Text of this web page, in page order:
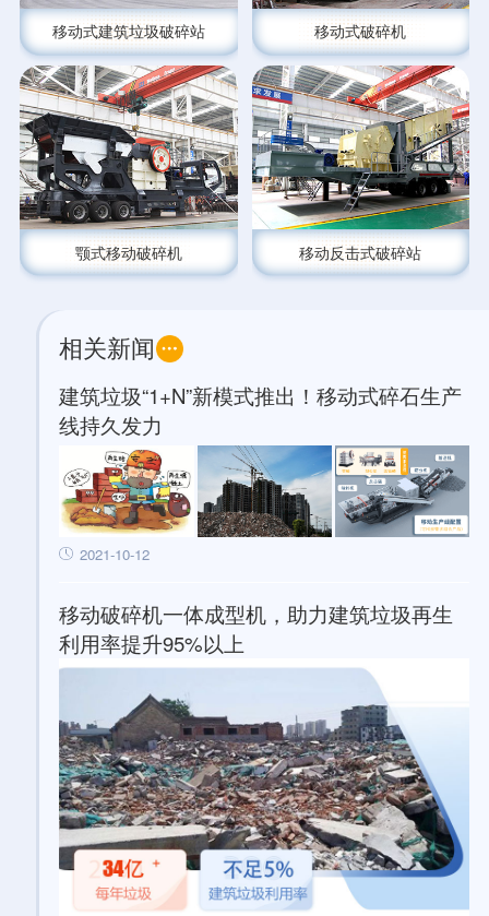
移动式建筑垃圾破碎站 移动式破碎机
颚式移动破碎机 移动反击式破碎站
相关新闻
建筑垃圾“1+N”新模式推出！移动式碎石生产
线持久发力
2021-10-12
移动破碎机一体成型机，助力建筑垃圾再生
利用率提升95%以上